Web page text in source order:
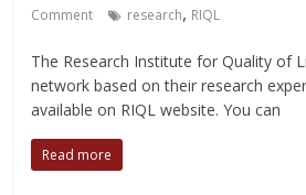
Comment
research, RIQL
The Research Institute for Quality of
network based on their research
available on RIQL website. You can
Read more